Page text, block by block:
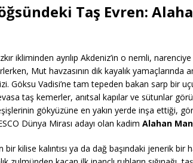
Taş Evren:
ikliminden ayrılıp Akdeniz’in o nemli,
Mut havzasının dik kayalık yamaçlarında
Göksu Vadisi’ne tam tepeden bakan sarp bir
taş kemerler, anıtsal kapılar ve sütunlar
gökyüzüne en yakın yerde inşa ettiği,
Dünya Mirası adayı olan kadim Alahan
bir kilise kalıntısı ya da dağ başındaki jenerik